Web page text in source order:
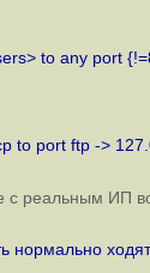
to any port
to port ftp ->
с реальным ИП
нормально